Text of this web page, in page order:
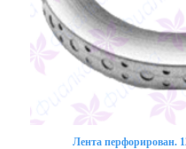
Лента перфорирован.